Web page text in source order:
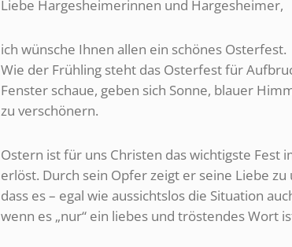
Liebe Hargesheimerinnen und Hargesheimer,
ich wünsche Ihnen allen ein schönes Osterfest.
Wie der Frühling steht das Osterfest für
Fenster schaue, geben sich Sonne, blauer
zu verschönern.
Ostern ist für uns Christen das wichtigste Fest
erlöst. Durch sein Opfer zeigt er seine Liebe
dass es – egal wie aussichtslos die Situation
wenn es „nur“ ein liebes und tröstendes Wort